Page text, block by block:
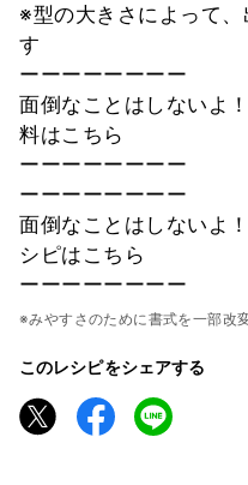
※型の大きさによって
す
ーーーーーーーー
面倒なことはしないよ
料はこちら
ーーーーーーーー
ーーーーーーーー
面倒なことはしないよ
シピはこちら
ーーーーーーーー
※みやすさのために書式を一部改
このレシピをシェアする